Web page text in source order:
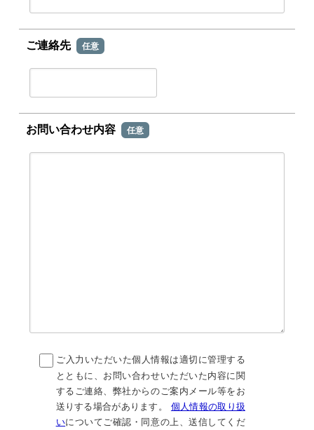
ご連絡先 任意
お問い合わせ内容 任意
ご入力いただいた個人情報は適切に管理する
とともに、お問い合わせいただいた内容に関
するご連絡、弊社からのご案内メール等をお
送りする場合があります。
個人情報の取り扱
いについてご確認・同意の上、送信してくだ